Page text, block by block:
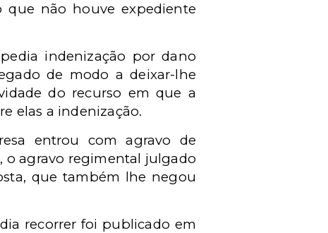
que não houve expediente
indenização por dano
de modo a deixar-lhe
do recurso em que a
elas a indenização.
entrou com agravo de
o agravo regimental julgado
que também lhe negou
recorrer foi publicado em